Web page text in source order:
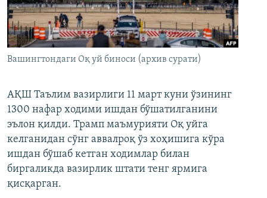
Вашингтондаги Оқ уй биноси (архив сурати)
АҚШ Таълим вазирлиги 11 март куни ўзининг
1300 нафар ходими ишдан бўшатилганини
эълон қилди. Трамп маъмурияти Оқ уйга
келганидан сўнг аввалроқ ўз хоҳишига кўра
ишдан бўшаб кетган ходимлар билан
биргаликда вазирлик штати тенг ярмига
қисқарган.